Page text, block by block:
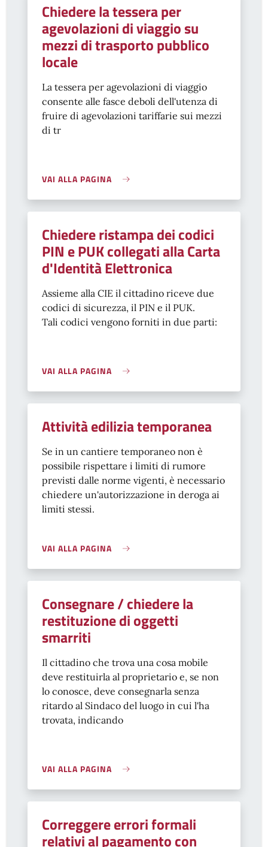
Chiedere la tessera per
agevolazioni di viaggio su
mezzi di trasporto pubblico
locale
La tessera per agevolazioni di viaggio
consente alle fasce deboli dell'utenza di
fruire di agevolazioni tariffarie sui mezzi
di tr
VAI ALLA PAGINA
Chiedere ristampa dei codici
PIN e PUK collegati alla Carta
d'Identità Elettronica
Assieme alla CIE il cittadino riceve due
codici di sicurezza, il PIN e il PUK.
Tali codici vengono forniti in due parti:
VAI ALLA PAGINA
Attività edilizia temporanea
Se in un cantiere temporaneo non è
possibile rispettare i limiti di rumore
previsti dalle norme vigenti, è necessario
chiedere un'autorizzazione in deroga ai
limiti stessi.
VAI ALLA PAGINA
Consegnare / chiedere la
restituzione di oggetti
smarriti
Il cittadino che trova una cosa mobile
deve restituirla al proprietario e, se non
lo conosce, deve consegnarla senza
ritardo al Sindaco del luogo in cui l'ha
trovata, indicando
VAI ALLA PAGINA
Correggere errori formali
relativi al pagamento con